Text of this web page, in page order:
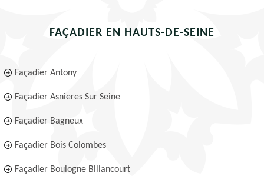
FAÇADIER EN HAUTS-DE-SEINE
Façadier Antony
Façadier Asnieres Sur Seine
Façadier Bagneux
Façadier Bois Colombes
Façadier Boulogne Billancourt